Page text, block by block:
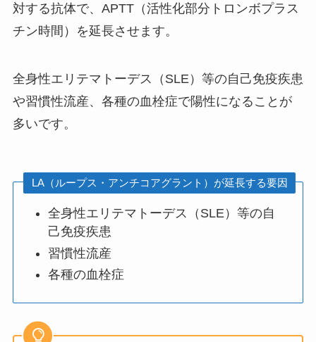
対する抗体で、APTT（活性化部分トロンボプラス
チン時間）を延長させます。
全身性エリテマトーデス（SLE）等の自己免疫疾患
や習慣性流産、各種の血栓症で陽性になることが
多いです。
LA（ループス・アンチコアグラント）が延長する要因
全身性エリテマトーデス（SLE）等の自
己免疫疾患
習慣性流産
各種の血栓症